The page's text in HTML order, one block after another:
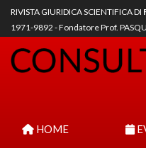
RIVISTA GIURIDICA SCIENTIFICA DI
1971-9892 - Fondatore Prof.
HOME